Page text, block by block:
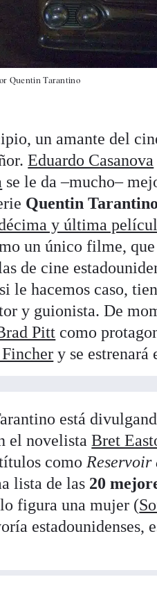
Quentin Tarantino
un amante del
Eduardo Casanova
se le da –mucho–
Quentin Tarantino
y última
un único filme,
de cine
le hacemos caso,
y guionista. De
Pitt como
y se estrenará
está
el novelistaBret
como Reservoir
lista de las 20
figura una mujer (
estadounidenses,